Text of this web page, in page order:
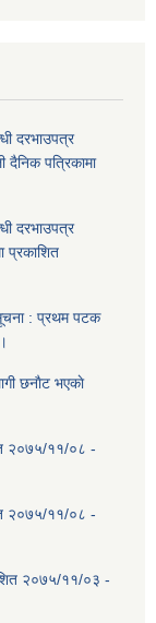
दरभाउपत्र
पत्रिकामा
दरभाउपत्र
प्रकाशित
: प्रथम पटक
छनाैट भएकाे
२०७५/११/०८ -
२०७५/११/०८ -
२०७५/११/०३ -